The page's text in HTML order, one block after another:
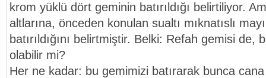
krom yüklü dört geminin batırıldığı belirtiliyor.
altlarına, önceden konulan sualtı mıknatıslı
batırıldığını belirtmiştir. Belki: Refah gemisi de,
olabilir mi?
Her ne kadar: bu gemimizi batırarak bunca